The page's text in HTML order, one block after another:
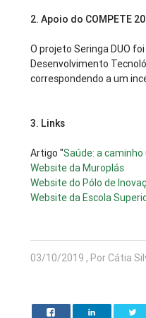
2. Apoio do COMPETE
O projeto Seringa DUO
Desenvolvimento
correspondendo a um
3. Links
Artigo "Saúde: a
Website da Muroplás
Website do Pólo de
Website da Escola
03/10/2019 , Por Cátia